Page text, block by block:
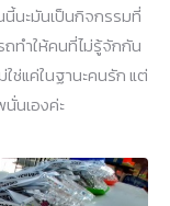
นะมันเป็นกิจกรรมที่
ทำให้คนที่ไม่รู้จักกัน
ช่แค่ในฐานะคนรัก แต่
นเองค่ะ